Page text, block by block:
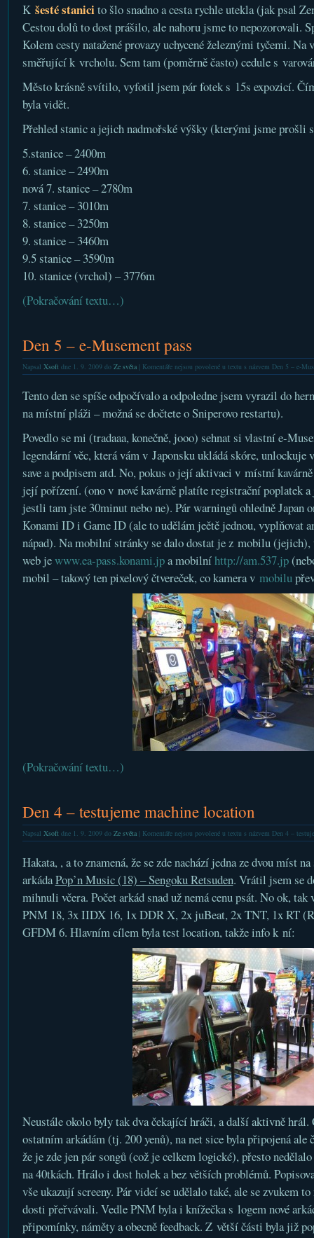
K šesté stanicito šlo snadno a cesta rychle utekla (jak psal
Cestou dolů to dost prášilo, ale nahoru jsme to nepozorovali.
Kolem cesty natažené provazy uchycené železnými tyčemi. Na
směřující k vrcholu. Sem tam (poměrně často) cedule s
Město krásně svítilo, vyfotil jsem pár fotek s 15s expozicí.
byla vidět.
Přehled stanic a jejich nadmořské výšky (kterými jsme prošli
5.stanice – 2400m
6. stanice – 2490m
nová 7. stanice – 2780m
7. stanice – 3010m
8. stanice – 3250m
9. stanice – 3460m
9.5 stanice – 3590m
10. stanice (vrchol) – 3776m
(Pokračování textu…)
Den 5 – e-Musement pass
Napsal Xsoftdne 1. 9. 2009 do Ze světa| Komentáře nejsou povolenéu textu s názvem Den 5 – e-
Tento den se spíše odpočívalo a odpoledne jsem vyrazil do
na místní pláži – možná se dočtete o Sniperovo restartu).
Povedlo se mi (tradaaa, konečně, jooo) sehnat si vlastní e-
legendární věc, která vám v Japonsku ukládá skóre, unlockuje
save a podpisem atd. No, pokus o její aktivaci v místní
její pořízení. (ono v nové kavárně platíte registrační poplatek a
jestli tam jste 30minut nebo ne). Pár warningů ohledně Japan
Konami ID i Game ID (ale to udělám jeětě jednou, vyplňovat
nápad). Na mobilní stránky se dalo dostat je z mobilu (jejich),
web jewww.ea-pass.konami.jpa mobilníhttp://am.537.jp
mobil – takový ten pixelový čtvereček, co kamera v mobilu
(Pokračování textu…)
Den 4 – testujeme machine location
Napsal Xsoftdne 1. 9. 2009 do Ze světa| Komentáře nejsou povolenéu textu s názvem Den 4 –
Hakata, , a to znamená, že se zde nachází jedna ze dvou míst
arkádaPop’n Music (18) – Sengoku Retsuden. Vrátil jsem se
mihnuli včera. Počet arkád snad už nemá cenu psát. No ok,
PNM 18, 3x IIDX 16, 1x DDR X, 2x juBeat, 2x TNT, 1x RT
GFDM 6. Hlavním cílem byla test location, takže info k ní:
Neustále okolo byly tak dva čekající hráči, a další aktivně hrál.
ostatním arkádám (tj. 200 yenů), na net sice byla připojená ale
že je zde jen pár songů (což je celkem logické), přesto
na 40tkách. Hrálo i dost holek a bez větších problémů.
vše ukazují screeny. Pár videí se udělalo také, ale se zvukem
dosti přeřvávali. Vedle PNM byla i knížečka s logem nové
připomínky, náměty a obecně feedback. Z větší části byla již